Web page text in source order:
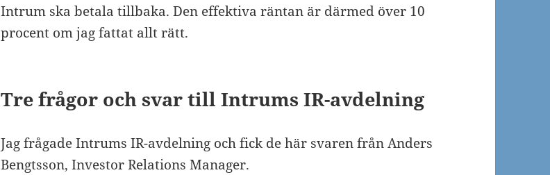
Intrum ska betala tillbaka. Den effektiva räntan är därmed över 10
procent om jag fattat allt rätt.
Tre frågor och svar till Intrums IR-avdelning
Jag frågade Intrums IR-avdelning och fick de här svaren från Anders
Bengtsson, Investor Relations Manager.